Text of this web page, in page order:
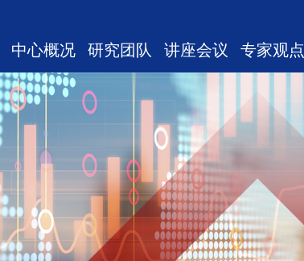
中心概况 研究团队 讲座会议 专家观点